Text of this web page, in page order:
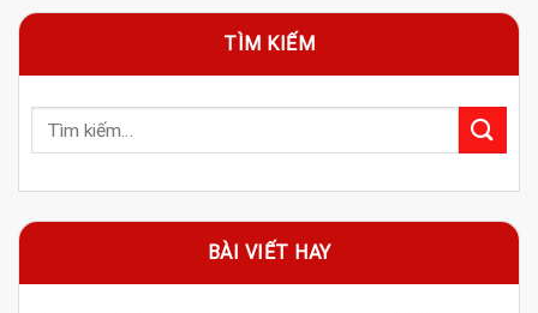
TÌM KIẾM
BÀI VIẾT HAY